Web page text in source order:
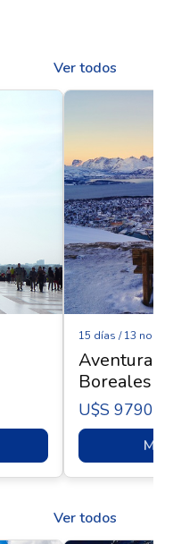
Ver todos
15 días / 13
Aventura
Boreales -
U$s 9790
Ver todos